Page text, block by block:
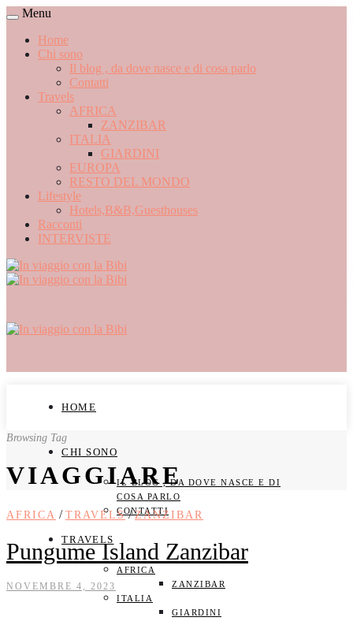
Menu
Home
Chi sono
Il blog , da dove nasce e di cosa parlo
Contatti
Travels
AFRICA
ZANZIBAR
ITALIA
GIARDINI
EUROPA
RESTO DEL MONDO
Lifestyle
Hotels,B&B,Guesthouses
Racconti
INTERVISTE
HOME
CHI SONO
IL BLOG , DA DOVE NASCE E DI
COSA PARLO
CONTATTI
TRAVELS
AFRICA
ZANZIBAR
ITALIA
GIARDINI
Browsing Tag
VIAGGIARE
AFRICA / TRAVELS / ZANZIBAR
Pungume Island Zanzibar
NOVEMBRE 4, 2023